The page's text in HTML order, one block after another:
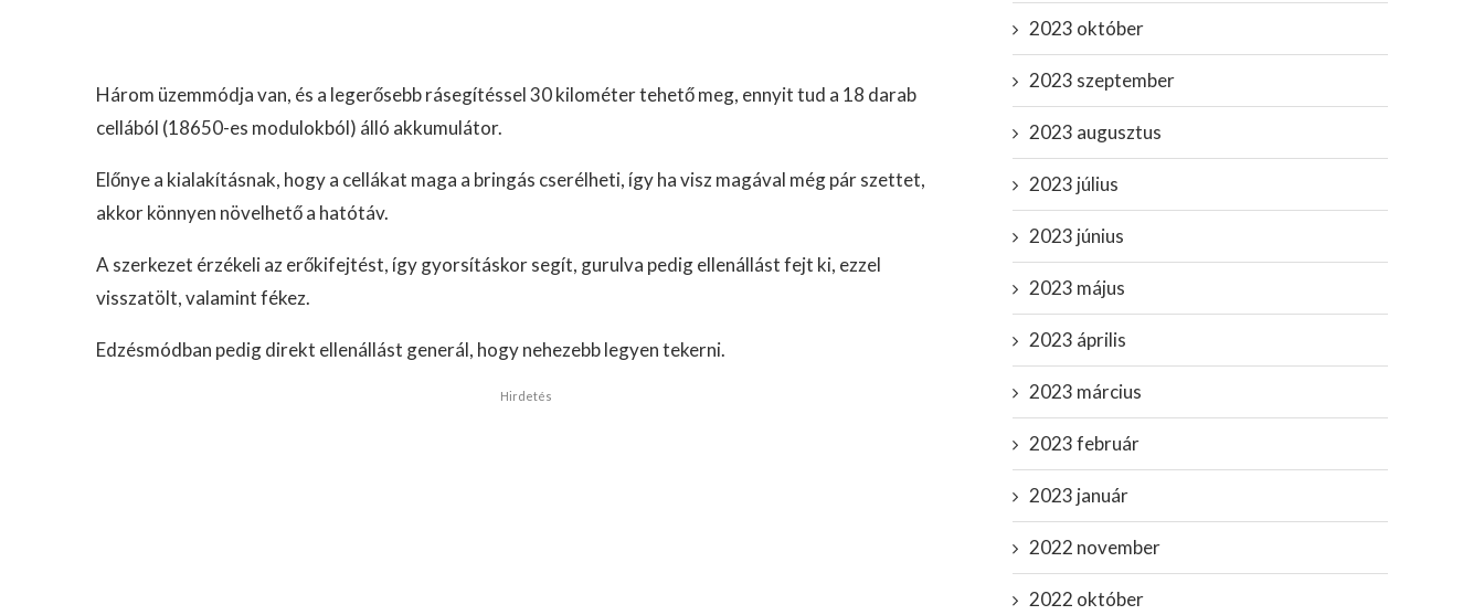
Három üzemmódja van, és a legerősebb rásegítéssel 30 kilométer tehető meg, ennyit tud a 18 darab
cellából (18650-es modulokból) álló akkumulátor.
Előnye a kialakításnak, hogy a cellákat maga a bringás cserélheti, így ha visz magával még pár szettet,
akkor könnyen növelhető a hatótáv.
A szerkezet érzékeli az erőkifejtést, így gyorsításkor segít, gurulva pedig ellenállást fejt ki, ezzel
visszatölt, valamint fékez.
Edzésmódban pedig direkt ellenállást generál, hogy nehezebb legyen tekerni.
Hirdetés
2023 október
2023 szeptember
2023 augusztus
2023 július
2023 június
2023 május
2023 április
2023 március
2023 február
2023 január
2022 november
2022 október